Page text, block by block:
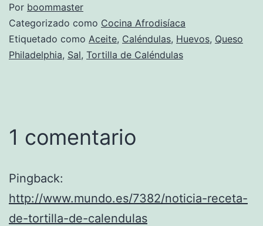
Por boommaster
Categorizado como Cocina Afrodisíaca
Etiquetado como Aceite, Caléndulas, Huevos, Queso
Philadelphia, Sal, Tortilla de Caléndulas
1 comentario
Pingback:
http://www.mundo.es/7382/noticia-receta-
de-tortilla-de-calendulas